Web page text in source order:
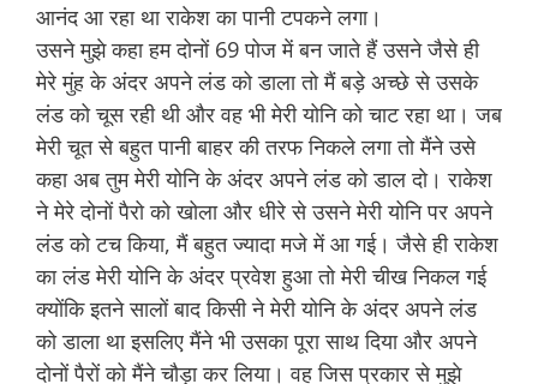
आनंद आ रहा था राकेश का पानी टपकने लगा।
उसने मुझे कहा हम दोनों 69 पोज में बन जाते हैं उसने जैसे ही
मेरे मुंह के अंदर अपने लंड को डाला तो मैं बड़े अच्छे से उसके
लंड को चूस रही थी और वह भी मेरी योनि को चाट रहा था। जब
मेरी चूत से बहुत पानी बाहर की तरफ निकले लगा तो मैंने उसे
कहा अब तुम मेरी योनि के अंदर अपने लंड को डाल दो। राकेश
ने मेरे दोनों पैरो को खोला और धीरे से उसने मेरी योनि पर अपने
लंड को टच किया, मैं बहुत ज्यादा मजे में आ गई। जैसे ही राकेश
का लंड मेरी योनि के अंदर प्रवेश हुआ तो मेरी चीख निकल गई
क्योंकि इतने सालों बाद किसी ने मेरी योनि के अंदर अपने लंड
को डाला था इसलिए मैंने भी उसका पूरा साथ दिया और अपने
दोनों पैरों को मैंने चौड़ा कर लिया। वह जिस प्रकार से मुझे